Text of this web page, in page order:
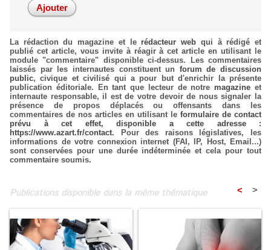
La rédaction du magazine et le rédacteur web qui à rédigé et
publié cet article, vous invite à réagir à cet article en utilisant le
module "commentaire" disponible ci-dessus. Les commentaires
laissés par les internautes constituent un forum de discussion
public, civique et civilisé qui a pour but d'enrichir la présente
publication éditoriale. En tant que lecteur de notre magazine et
internaute responsable, il est de votre devoir de nous signaler la
présence de propos déplacés ou offensants dans les
commentaires de nos articles en utilisant le formulaire de contact
prévu à cet effet, disponible a cette adresse :
https://www.azart.fr/contact. Pour des raisons législatives, les
informations de votre connexion internet (FAI, IP, Host, Email...)
sont conservées pour une durée indéterminée et cela pour tout
commentaire soumis.
Publications disponible dans la même thématique < >